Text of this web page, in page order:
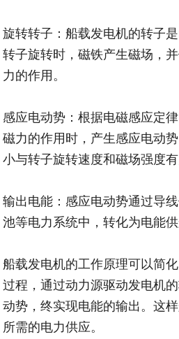
旋转转子：船载发电机的转子
转子旋转时，磁铁产生磁场，
力的作用。
感应电动势：根据电磁感应定
磁力的作用时，产生感应电动
小与转子旋转速度和磁场强度有
输出电能：感应电动势通过导
池等电力系统中，转化为电能供
船载发电机的工作原理可以简
过程，通过动力源驱动发电机
动势，终实现电能的输出。这
所需的电力供应。